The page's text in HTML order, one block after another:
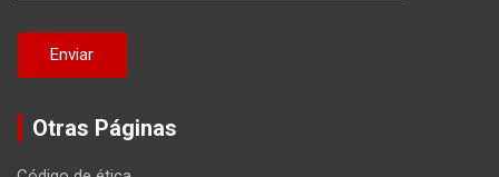
Otras Páginas